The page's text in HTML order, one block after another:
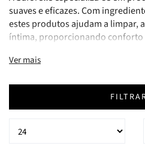
suaves e eficazes. Com
estes produtos ajudam a limpar,
íntima, proporcionando conforto
Ver mais